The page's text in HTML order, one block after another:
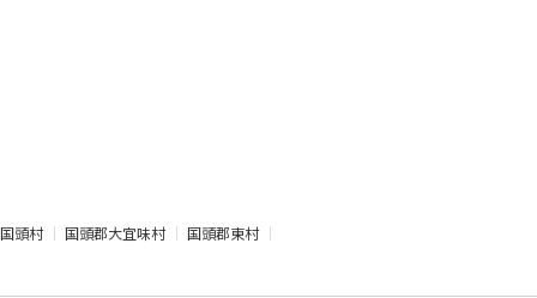
頭村 国頭郡大宜味村 国頭郡東村